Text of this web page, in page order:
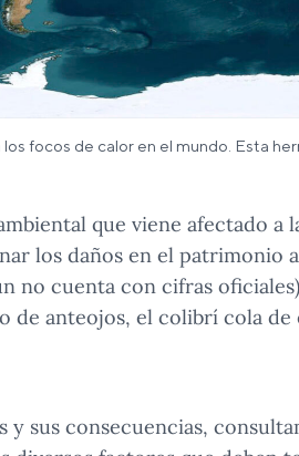
focos de calor en el mundo. Esta
que viene afectado a
los daños en el patrimonio
no cuenta con cifras
de anteojos, el colibrí cola
y sus consecuencias,